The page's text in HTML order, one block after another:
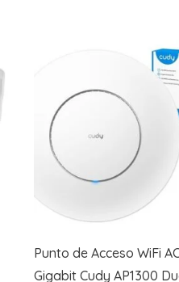
Punto de Acceso WiFi
Gigabit Cudy AP1300